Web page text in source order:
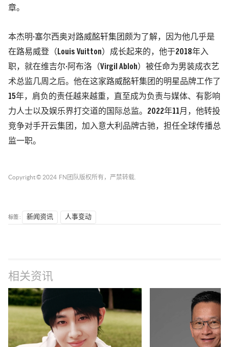
章。
本杰明·塞尔西奥对路威酩轩集团颇为了解，因为他几乎是
在路易威登（Louis Vuitton）成长起来的，他于2018年入
职，就在维吉尔·阿布洛（Virgil Abloh）被任命为男装成衣艺
术总监几周之后。他在这家路威酩轩集团的明星品牌工作了
15年，肩负的责任越来越重，直至成为负责与媒体、有影响
力人士以及娱乐界打交道的国际总监。2022年11月，他转投
竞争对手开云集团，加入意大利品牌古驰，担任全球传播总
监一职。
Copyright © 2024 FN团队 版权所有，严禁转载.
标签 : 新闻资讯 人事变动
相关资讯